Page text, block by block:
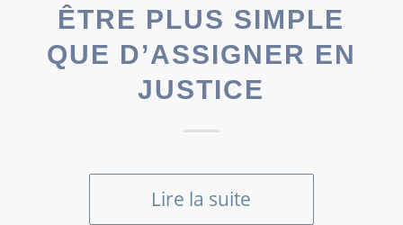
ÊTRE PLUS SIMPLE
QUE D’ASSIGNER EN
JUSTICE
Lire la suite